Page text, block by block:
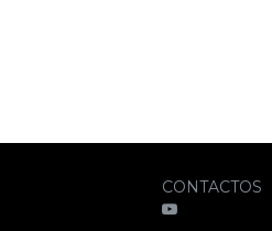
CONTACTOS